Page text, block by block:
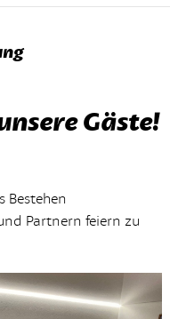
Gäste!
Bestehen
Partnern feiern zu